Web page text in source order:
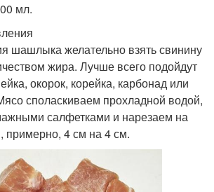
мл.
шашлыка желательно взять свинину
жира. Лучше всего подойдут
окорок, корейка, карбонад или
споласкиваем прохладной водой,
салфетками и нарезаем на
примерно, 4 см на 4 см.